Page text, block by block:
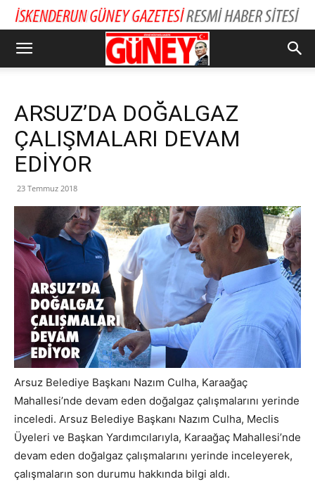
ARSUZ’DA DOĞALGAZ
ÇALIŞMALARI DEVAM
EDİYOR
23 Temmuz 2018
Arsuz Belediye Başkanı Nazım Culha, Karaağaç
Mahallesi’nde devam eden doğalgaz çalışmalarını yerinde
inceledi. Arsuz Belediye Başkanı Nazım Culha, Meclis
Üyeleri ve Başkan Yardımcılarıyla, Karaağaç Mahallesi’nde
devam eden doğalgaz çalışmalarını yerinde inceleyerek,
çalışmaların son durumu hakkında bilgi aldı.